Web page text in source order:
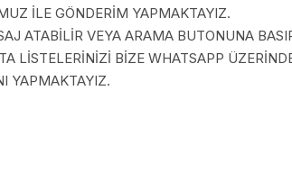
İLE GÖNDERİM YAPMAKTAYIZ.
ATABİLİR VEYA ARAMA BUTONUNA
LİSTELERİNİZİ BİZE WHATSAPP
YAPMAKTAYIZ.